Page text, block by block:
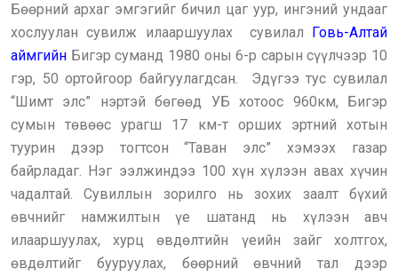
Бөөрний архаг эмгэгийг бичил цаг уур, ингэний ундааг
хослуулан сувилж илааршуулах сувилал Говь-Алтай
аймгийн Бигэр суманд 1980 оны 6-р сарын сүүлчээр 10
гэр, 50 ортойгоор байгуулагдсан. Эдүгээ тус сувилал
“Шимт элс” нэртэй бөгөөд УБ хотоос 960км, Бигэр
сумын төвөөс урагш 17 км-т орших эртний хотын
туурин дээр тогтсон “Таван элс” хэмээх газар
байрладаг. Нэг ээлжиндээ 100 хүн хүлээн авах хүчин
чадалтай. Сувиллын зорилго нь зохих заалт бүхий
өвчнийг намжилтын үе шатанд нь хүлээн авч
илааршуулах, хурц өвдөлтийн үеийн зайг холтгох,
өвдөлтийг бууруулах, бөөрний өвчний тал дээр